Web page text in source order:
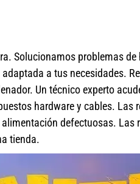
Solucionamos problemas de
a tus necesidades.
Un técnico experto
hardware y cables. Las
defectuosas. Las
tienda.